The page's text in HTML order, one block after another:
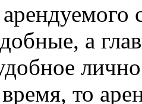
а
то